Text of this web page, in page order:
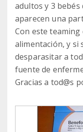
adultos y 3 bebés
aparecen una
Con este
alimentación, y si
desparasitar a
fuente de
Gracias a tod@s